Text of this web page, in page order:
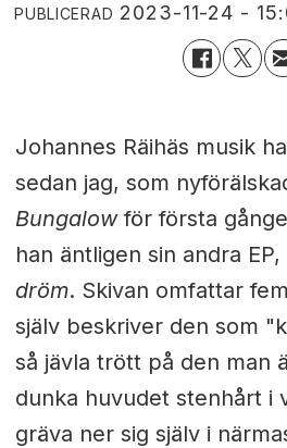
PUBLICERAD 2023-11-24 -
Johannes Räihäs musik
sedan jag, som
Bungalowför första
han äntligen sin andra EP,
dröm. Skivan omfattar
själv beskriver den som
så jävla trött på den man
dunka huvudet stenhårt i
gräva ner sig själv i